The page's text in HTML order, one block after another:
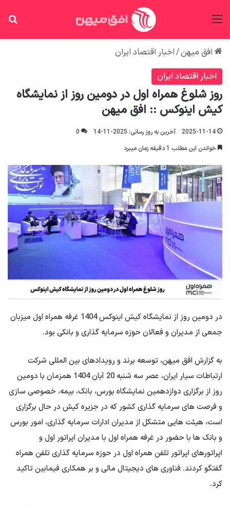
افق میهن/اخبار اقتصاد ایران
اخبار اقتصاد ایران
روز شلوغ همراه اول در دومین روز از نمایشگاه
کیش اینوکس :: افق میهن
2025-11-14 آخرین به روز رسانی: 2025-11-14
0
خواندن این مطلب 1 دقیقه زمان میبرد
در دومین روز از نمایشگاه کیش اینوکس 1404 غرفه همراه اول میزبان
جمعی از مدیران و فعالان حوزه سرمایه گذاری و بانکی بود.
به گزارش افق میهن، توسعه برند و رویدادهای بین المللی شرکت
ارتباطات سیار ایران، عصر سه شنبه 20 آبان 1404 همزمان با دومین
روز از برگزاری دوازدهمین نمایشگاه بورس، بانک، بیمه، خصوصی سازی
و فرصت های سرمایه گذاری کشور که در جزیره کیش در حال برگزاری
است، هیئت هایی متشکل از مدیران ادارات سرمایه گذاری، امور بورس
و بانک ها با حضور در غرفه همراه اول با مدیران اپراتور اول و
اپراتورهای اپراتور تلفن همراه اول در حوزه سرمایه گذاری تلفن همراه
گفتگو کردند. فناوری های دیجیتال مالی و بر همکاری فیمابین تاکید
کرد.